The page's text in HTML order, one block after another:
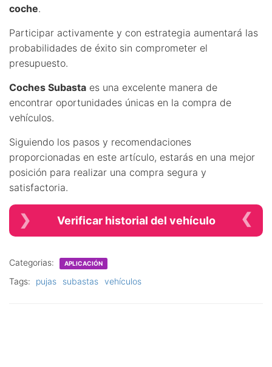
coche.
Participar activamente y con estrategia aumentará las
probabilidades de éxito sin comprometer el
presupuesto.
Coches Subasta es una excelente manera de
encontrar oportunidades únicas en la compra de
vehículos.
Siguiendo los pasos y recomendaciones
proporcionadas en este artículo, estarás en una mejor
posición para realizar una compra segura y
satisfactoria.
Verificar historial del vehículo
Categorias: APLICACIÓN
Tags: pujas subastas vehículos